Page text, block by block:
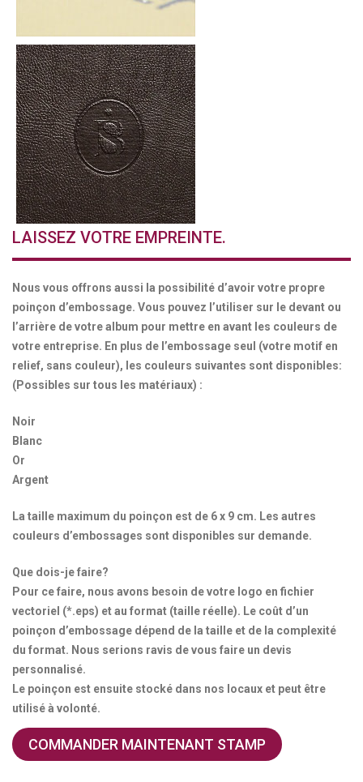
LAISSEZ VOTRE EMPREINTE.
Nous vous offrons aussi la possibilité d’avoir votre propre
poinçon d’embossage. Vous pouvez l’utiliser sur le devant ou
l’arrière de votre album pour mettre en avant les couleurs de
votre entreprise. En plus de l’embossage seul (votre motif en
relief, sans couleur), les couleurs suivantes sont disponibles:
(Possibles sur tous les matériaux) :
Noir
Blanc
Or
Argent
La taille maximum du poinçon est de 6 x 9 cm. Les autres
couleurs d’embossages sont disponibles sur demande.
Que dois-je faire?
Pour ce faire, nous avons besoin de votre logo en fichier
vectoriel (*.eps) et au format (taille réelle). Le coût d’un
poinçon d’embossage dépend de la taille et de la complexité
du format. Nous serions ravis de vous faire un devis
personnalisé.
Le poinçon est ensuite stocké dans nos locaux et peut être
utilisé à volonté.
COMMANDER MAINTENANT STAMP